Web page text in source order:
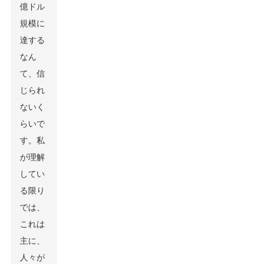
億ドル
規模に
達する
なん
て、信
じられ
ないく
らいで
す。私
が理解
してい
る限り
では、
これは
主に、
人々が